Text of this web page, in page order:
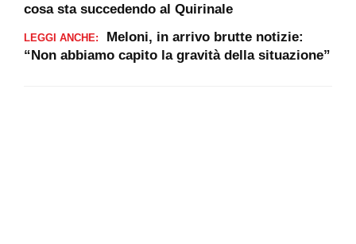
cosa sta succedendo al Quirinale
LEGGI ANCHE:
Meloni, in arrivo brutte notizie:
“Non abbiamo capito la gravità della situazione”